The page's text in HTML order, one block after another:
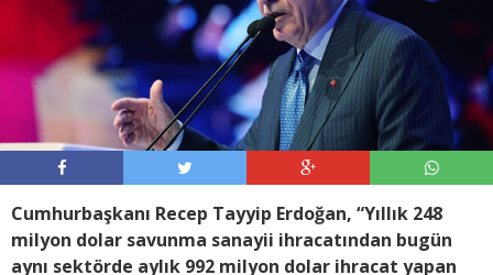
Cumhurbaşkanı Recep Tayyip Erdoğan, “Yıllık 248
milyon dolar savunma sanayii ihracatından bugün
aynı sektörde aylık 992 milyon dolar ihracat yapan